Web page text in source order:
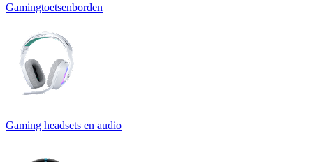
Gamingtoetsenborden
Gaming headsets en audio